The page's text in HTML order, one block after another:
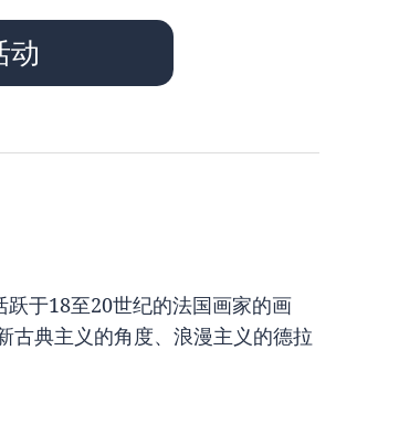
动
于18至20世纪的法国画家的画
古典主义的角度、浪漫主义的德拉